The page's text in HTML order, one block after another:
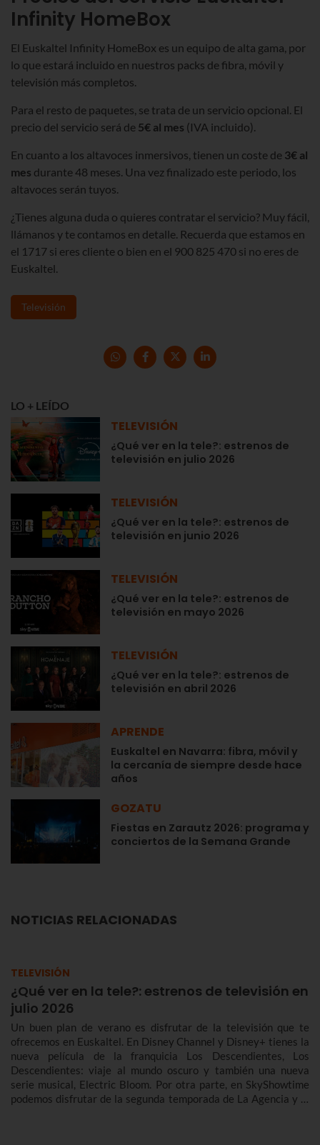
Infinity HomeBox
El Euskaltel Infinity HomeBox es un equipo de alta gama, por
lo que estará incluido en nuestros packs de fibra, móvil y
televisión más completos.
Para el resto de paquetes, se trata de un servicio opcional. El
precio del servicio será de 5€ al mes (IVA incluido).
En cuanto a los altavoces inmersivos, tienen un coste de 3€ al
mes durante 48 meses. Una vez finalizado este periodo, los
altavoces serán tuyos.
¿Tienes alguna duda o quieres contratar el servicio? Muy fácil,
llámanos y te contamos en detalle. Recuerda que estamos en
el 1717 si eres cliente o bien en el 900 825 470 si no eres de
Euskaltel.
Televisión
LO + LEÍDO
TELEVISIÓN
¿Qué ver en la tele?: estrenos de
televisión en julio 2026
TELEVISIÓN
¿Qué ver en la tele?: estrenos de
televisión en junio 2026
TELEVISIÓN
¿Qué ver en la tele?: estrenos de
televisión en mayo 2026
TELEVISIÓN
¿Qué ver en la tele?: estrenos de
televisión en abril 2026
APRENDE
Euskaltel en Navarra: fibra, móvil y
la cercanía de siempre desde hace
años
GOZATU
Fiestas en Zarautz 2026: programa y
conciertos de la Semana Grande
NOTICIAS RELACIONADAS
TELEVISIÓN
¿Qué ver en la tele?: estrenos de televisión en
julio 2026
Un buen plan de verano es disfrutar de la televisión que te
ofrecemos en Euskaltel. En Disney Channel y Disney+ tienes la
nueva película de la franquicia Los Descendientes, Los
Descendientes: viaje al mundo oscuro y también una nueva
serie musical, Electric Bloom. Por otra parte, en SkyShowtime
podemos disfrutar de la segunda temporada de La Agencia y la